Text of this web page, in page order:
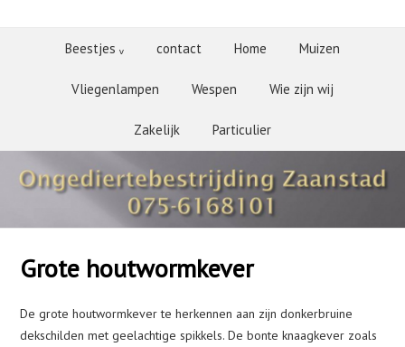
Beestjes ᵥ contact Home Muizen
Vliegenlampen Wespen Wie zijn wij
Zakelijk Particulier
Grote houtwormkever
De grote houtwormkever te herkennen aan zijn donkerbruine
dekschilden met geelachtige spikkels. De bonte knaagkever zoals